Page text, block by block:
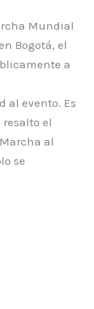
Mundial
Bogotá, el
a
al evento. Es
el
al
se